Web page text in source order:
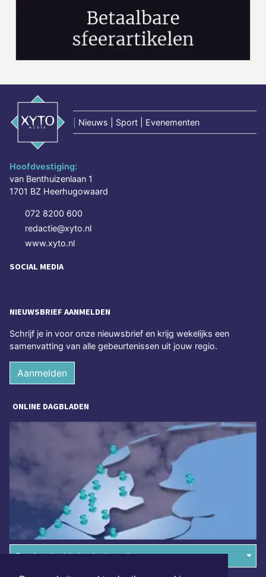
Nieuws | Sport | Evenementen
Hoofdvestiging:
van Benthuizenlaan 1
1701 BZ Heerhugowaard
072 8200 600
redactie@xyto.nl
www.xyto.nl
SOCIAL MEDIA
NIEUWSBRIEF AANMELDEN
Schrijf je in voor onze nieuwsbrief en krijg wekelijks een
samenvatting van alle gebeurtenissen uit jouw regio.
Aanmelden
ONLINE DAGBLADEN
Overige dagbladen in de regio